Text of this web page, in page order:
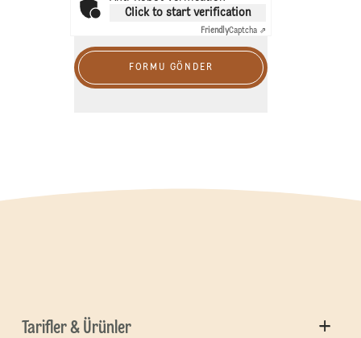
Click to start verification
FriendlyCaptcha ⇗
FORMU GÖNDER
Tarifler & Ürünler